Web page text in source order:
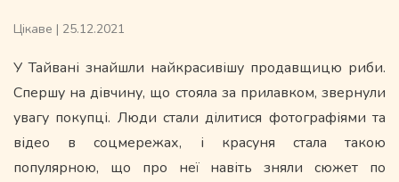
Цікаве | 25.12.2021
У Тайвані знайшли найкрасивішу продавщицю риби.
Спершу на дівчину, що стояла за прилавком, звернули
увагу покупці. Люди стали ділитися фотографіями та
відео в соцмережах, і красуня стала такою
популярною, що про неї навіть зняли сюжет по